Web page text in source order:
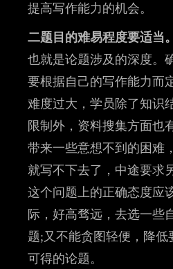
提高写作能力的机会。
二题目的难易程度要适当。
也就是论题涉及的深度。
要根据自己的写作能力而
难度过大，学员除了知识
限制外，资料搜集方面也
带来一些意想不到的困难
就写不下去了，中途要求
这个问题上的正确态度应
际，好高骛远，去选一些
题;又不能贪图轻便，降
可得的论题。